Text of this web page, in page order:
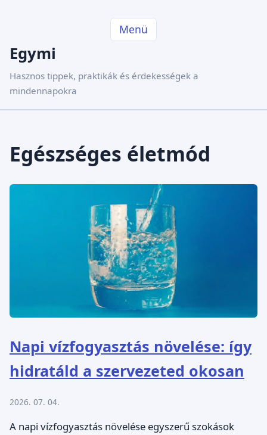
Menü
Egymi
Hasznos tippek, praktikák és érdekességek a
mindennapokra
Egészséges életmód
Napi vízfogyasztás növelése: így
hidratáld a szervezeted okosan
2026. 07. 04.
A napi vízfogyasztás növelése egyszerű szokások